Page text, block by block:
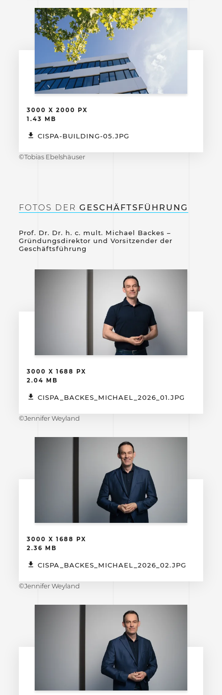
3000 X 2000 PX
1.43 MB
CISPA-BUILDING-05.JPG
©Tobias Ebelshäuser
FOTOS DER GESCHÄFTSFÜHRUNG
Prof. Dr. Dr. h. c. mult. Michael Backes –
Gründungsdirektor und Vorsitzender der
Geschäftsführung
3000 X 1688 PX
2.04 MB
CISPA_BACKES_MICHAEL_2026_01.JPG
©Jennifer Weyland
3000 X 1688 PX
2.36 MB
CISPA_BACKES_MICHAEL_2026_02.JPG
©Jennifer Weyland